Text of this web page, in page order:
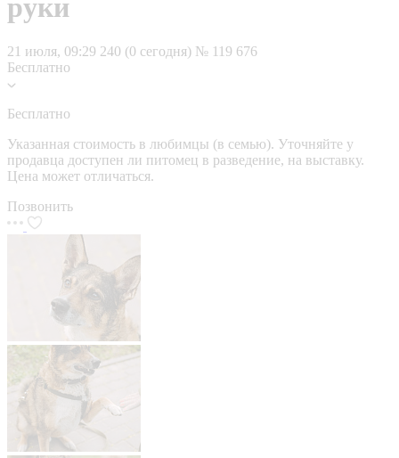
руки
21 июля, 09:29 240 (0 сегодня) № 119 676
Бесплатно
Бесплатно
Указанная стоимость в любимцы (в семью). Уточняйте у
продавца доступен ли питомец в разведение, на выставку.
Цена может отличаться.
Позвонить